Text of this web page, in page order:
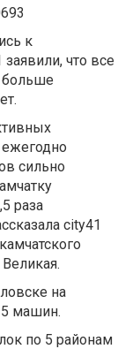
к
что все
больше
ежегодно
сильно
раза
city41
на
5 машин.
по 5 районам